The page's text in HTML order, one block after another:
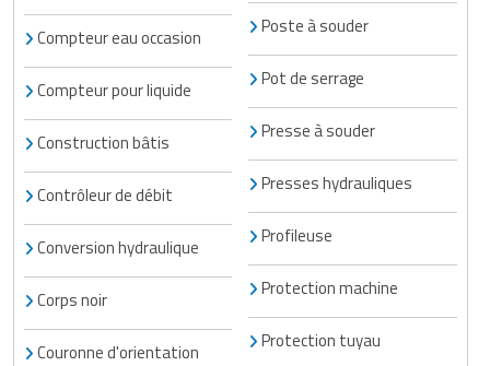
Compteur eau occasion
Compteur pour liquide
Construction bâtis
Contrôleur de débit
Conversion hydraulique
Corps noir
Couronne d'orientation
Poste à souder
Pot de serrage
Presse à souder
Presses hydrauliques
Profileuse
Protection machine
Protection tuyau